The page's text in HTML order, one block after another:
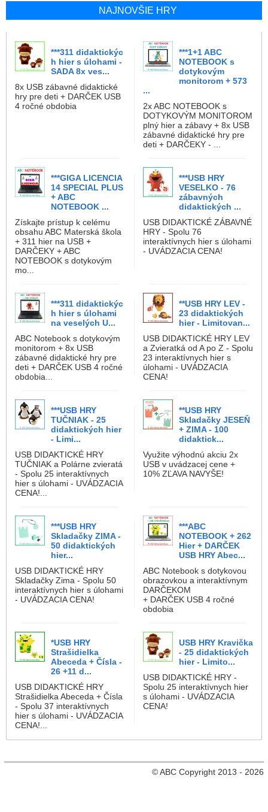
NAJNOVŠIE HRY
***311 didaktickýc
h hier s úlohami -
SADA 8x ves...
8x USB zábavné didaktické
hry pre deti + DARČEK USB
4 ročné obdobia
***1+1 ABC
NOTEBOOK s
dotykovým
monitorom + 573
...
2x ABC NOTEBOOK s
DOTYKOVÝM MONITOROM
plný hier a zábavy + 8x USB
zábavné didaktické hry pre
deti + DARČEKY - ...
***GIGA LICENCIA
14 SPECIAL PLUS
+ ABC
NOTEBOOK ...
Získajte prístup k celému
obsahu ABC Materská škola
+ 311 hier na USB +
DARČEKY + ABC
NOTEBOOK s dotykovým
mo...
***USB HRY
VESELKO - 76
zábavných
didaktických ...
USB DIDAKTICKÉ ZÁBAVNÉ
HRY - Spolu 76
interaktívnych hier s úlohami
- UVÁDZACIA CENA!
***311 didaktickýc
h hier s úlohami
na veselých U...
ABC Notebook s dotykovým
monitorom + 8x USB
zábavné didaktické hry pre
deti + DARČEK USB 4 ročné
obdobia...
**USB HRY LEV -
23 didaktických
hier - Limitovan...
USB DIDAKTICKÉ HRY LEV
a Zvieratká od A po Z - Spolu
23 interaktívnych hier s
úlohami - UVÁDZACIA
CENA!
***USB HRY
TUČNIAK - 25
didaktických hier
- Limi...
USB DIDAKTICKÉ HRY
TUČNIAK a Polárne zvieratá
- Spolu 25 interaktívnych
hier s úlohami - UVÁDZACIA
CENA!...
**USB HRY
Skladačky JESEŇ
+ ZIMA - 100
didaktick...
Využite výhodnú akciu 2x
USB v uvádzacej cene +
10% ZĽAVA NAVYŠE!
***USB HRY
Skladačky ZIMA -
50 didaktických
hier...
USB DIDAKTICKÉ HRY
Skladačky Zima - Spolu 50
interaktívnych hier s úlohami
- UVÁDZACIA CENA!
***ABC
NOTEBOOK + 262
Hier + DARČEK
USB HRY Abec...
ABC Notebook s dotykovou
obrazovkou a interaktívnym
DARČEKOM
+ DARČEK USB 4 ročné
obdobia
*USB HRY
Strašidielka
Abeceda + Čísla -
26 +11 d...
USB DIDAKTICKÉ HRY
Strašidielka Abeceda + Čísla
- Spolu 37 interaktívnych
hier s úlohami - UVÁDZACIA
CENA!...
USB HRY Kravička
- 25 didaktických
hier - Limito...
USB DIDAKTICKÉ HRY -
Spolu 25 interaktívnych hier
s úlohami - UVÁDZACIA
CENA!
© ABC Copyright 2013 - 2026